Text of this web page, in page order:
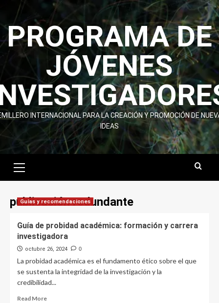
content
PROGRAMA DE
JÓVENES
INTERNACIONAL PARA LA CREACIÓN Y PROMOCIÓN DE
IDEAS
Menu
publicación redundante
Guías y recomendaciones
Guía de probidad académica: formación y carrera
investigadora
octubre 26, 2024 0
La probidad académica es el fundamento ético sobre el que
se sustenta la integridad de la investigación y la
credibilidad...
Read MoreRead